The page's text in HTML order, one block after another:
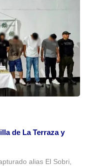
de La Terraza y
alias El Sobri,